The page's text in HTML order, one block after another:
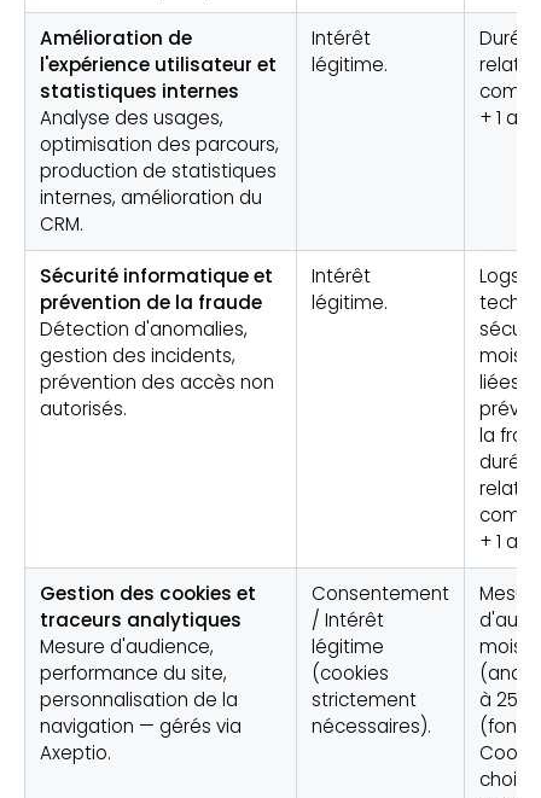
Amélioration de
l'expérience utilisateur et
statistiques internes
Analyse des usages,
optimisation des parcours,
production de statistiques
internes, amélioration du
CRM.
Intérêt
légitime.
Durée
+ 1 an.
Sécurité informatique et
prévention de la fraude
Détection d'anomalies,
gestion des incidents,
prévention des accès non
autorisés.
Intérêt
légitime.
Logs
mois.
liées
la
durée
+ 1 an.
Gestion des cookies et
traceurs analytiques
Mesure d'audience,
performance du site,
personnalisation de la
navigation — gérés via
Axeptio.
Consentement
/ Intérêt
légitime
(cookies
strictement
nécessaires).
mois
à 25
choix